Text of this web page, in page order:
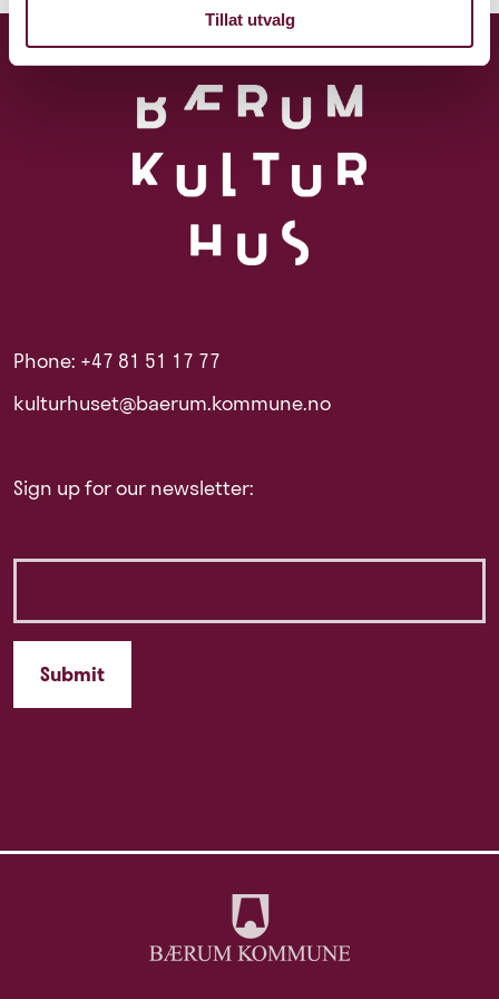
Tillat utvalg
Phone: +47 81 51 17 77
kulturhuset@baerum.kommune.no
Sign up for our newsletter: